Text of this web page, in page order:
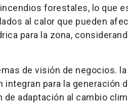
forestales, lo que
al calor que pueden
para la zona,
de visión de negocios.
integran para la generación
adaptación al cambio